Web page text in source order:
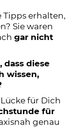
Tipps erhalten,
Sie waren
gar nicht
dass diese
wissen,
für
genau